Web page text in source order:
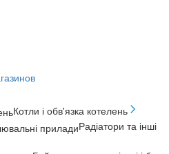
Котли і обв'язка котелень
Радіатори та інші